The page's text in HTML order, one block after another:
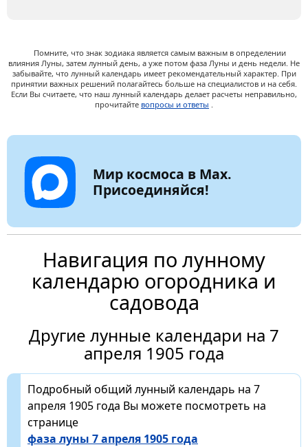
Помните, что знак зодиака является самым важным в определении
влияния Луны, затем лунный день, а уже потом фаза Луны и день недели. Не
забывайте, что лунный календарь имеет рекомендательный характер. При
принятии важных решений полагайтесь больше на специалистов и на себя.
Если Вы считаете, что наш лунный календарь делает расчеты неправильно,
прочитайте вопросы и ответы .
Мир космоса в Max.
Присоединяйся!
Навигация по лунному
календарю огородника и
садовода
Другие лунные календари на 7
апреля 1905 года
Подробный общий лунный календарь на 7
апреля 1905 года Вы можете посмотреть на
странице
фаза луны 7 апреля 1905 года